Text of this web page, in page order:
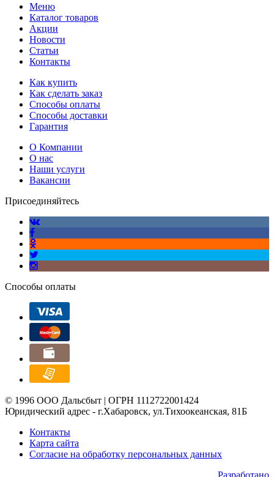
Меню
Каталог товаров
Акции
Новости
Статьи
Контакты
Как купить
Как сделать заказ
Способы оплаты
Способы доставки
Гарантия
О Компании
О нас
Наши услуги
Вакансии
Присоединяйтесь
Способы оплаты
© 1996 ООО Дальсбыт | ОГРН 1112722001424
Юридический адрес - г.Хабаровск, ул.Тихоокеанская, 81Б
Контакты
Карта сайта
Согласие на обработку персональных данных
Разработано